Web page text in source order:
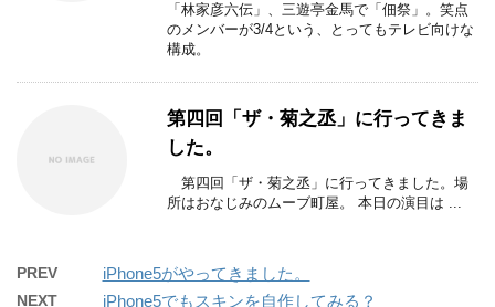
「林家彦六伝」、三遊亭金馬で「佃祭」。笑点
のメンバーが3/4という、とってもテレビ向けな
構成。
第四回「ザ・菊之丞」に行ってきま
した。
第四回「ザ・菊之丞」に行ってきました。場
所はおなじみのムーブ町屋。 本日の演目は ...
PREV iPhone5がやってきました。
NEXT iPhone5でもスキンを自作してみる？